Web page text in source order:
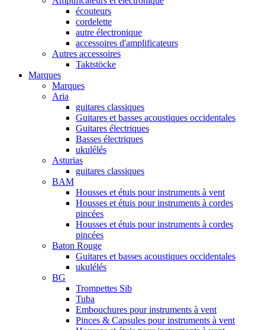
écouteurs
cordelette
autre électronique
accessoires d'amplificateurs
Autres accessoires
Taktstöcke
Marques
Marques
Aria
guitares classiques
Guitares et basses acoustiques occidentales
Guitares électriques
Basses électriques
ukulélés
Asturias
guitares classiques
BAM
Housses et étuis pour instruments à vent
Housses et étuis pour instruments à cordes
pincées
Housses et étuis pour instruments à cordes
pincées
Baton Rouge
Guitares et basses acoustiques occidentales
ukulélés
BG
Trompettes Sib
Tuba
Embouchures pour instruments à vent
Pinces & Capsules pour instruments à vent